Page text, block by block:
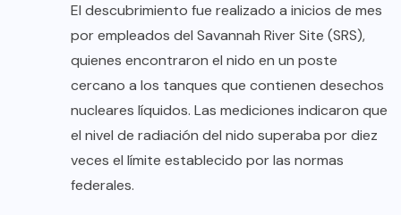
El descubrimiento fue realizado a inicios de mes
por empleados del Savannah River Site (SRS),
quienes encontraron el nido en un poste
cercano a los tanques que contienen desechos
nucleares líquidos. Las mediciones indicaron que
el nivel de radiación del nido superaba por diez
veces el límite establecido por las normas
federales.